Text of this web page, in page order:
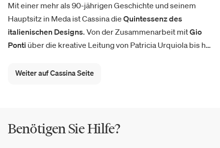
Mit einer mehr als 90-jährigen Geschichte und seinem
Hauptsitz in Meda ist Cassina die Quintessenz des
italienischen Designs. Von der Zusammenarbeit mitGio
Ponti über die kreative Leitung von Patricia Urquiola bis hin
Möbel in der Gegenwart vorweg, was morgen klassisch
Perriand® Kollektion , die jetzt mit einer neuen Auswahl an
Stoffen und Oberflächen für den Außenbereich neu
Weiter auf Cassina Seite
Benötigen Sie Hilfe?